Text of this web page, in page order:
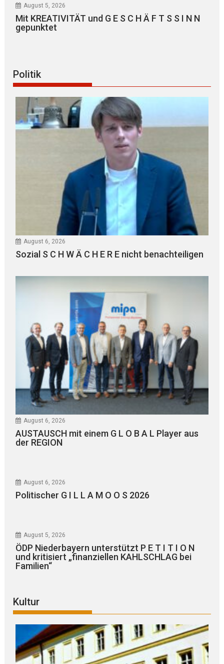
August 5, 2026
Mit KREATIVITÄT und G E S C H Ä F T S S I N N
gepunktet
Politik
August 6, 2026
Sozial S C H W Ä C H E R E nicht benachteiligen
August 6, 2026
AUSTAUSCH mit einem G L O B A L Player aus
der REGION
August 6, 2026
Politischer G I L L A M O O S 2026
August 5, 2026
ÖDP Niederbayern unterstützt P E T I T I O N
und kritisiert „finanziellen KAHLSCHLAG bei
Familien“
Kultur